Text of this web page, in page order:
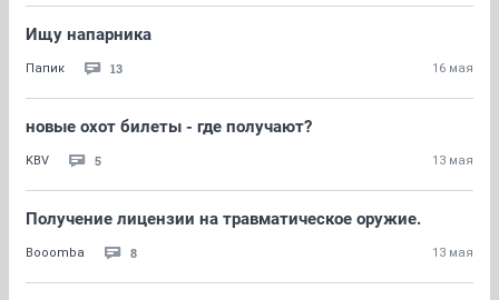
Ищу напарника
Папик 13 16 мая
новые охот билеты - где получают?
KBV 5 13 мая
Получение лицензии на травматическое оружие.
Booomba 8 13 мая